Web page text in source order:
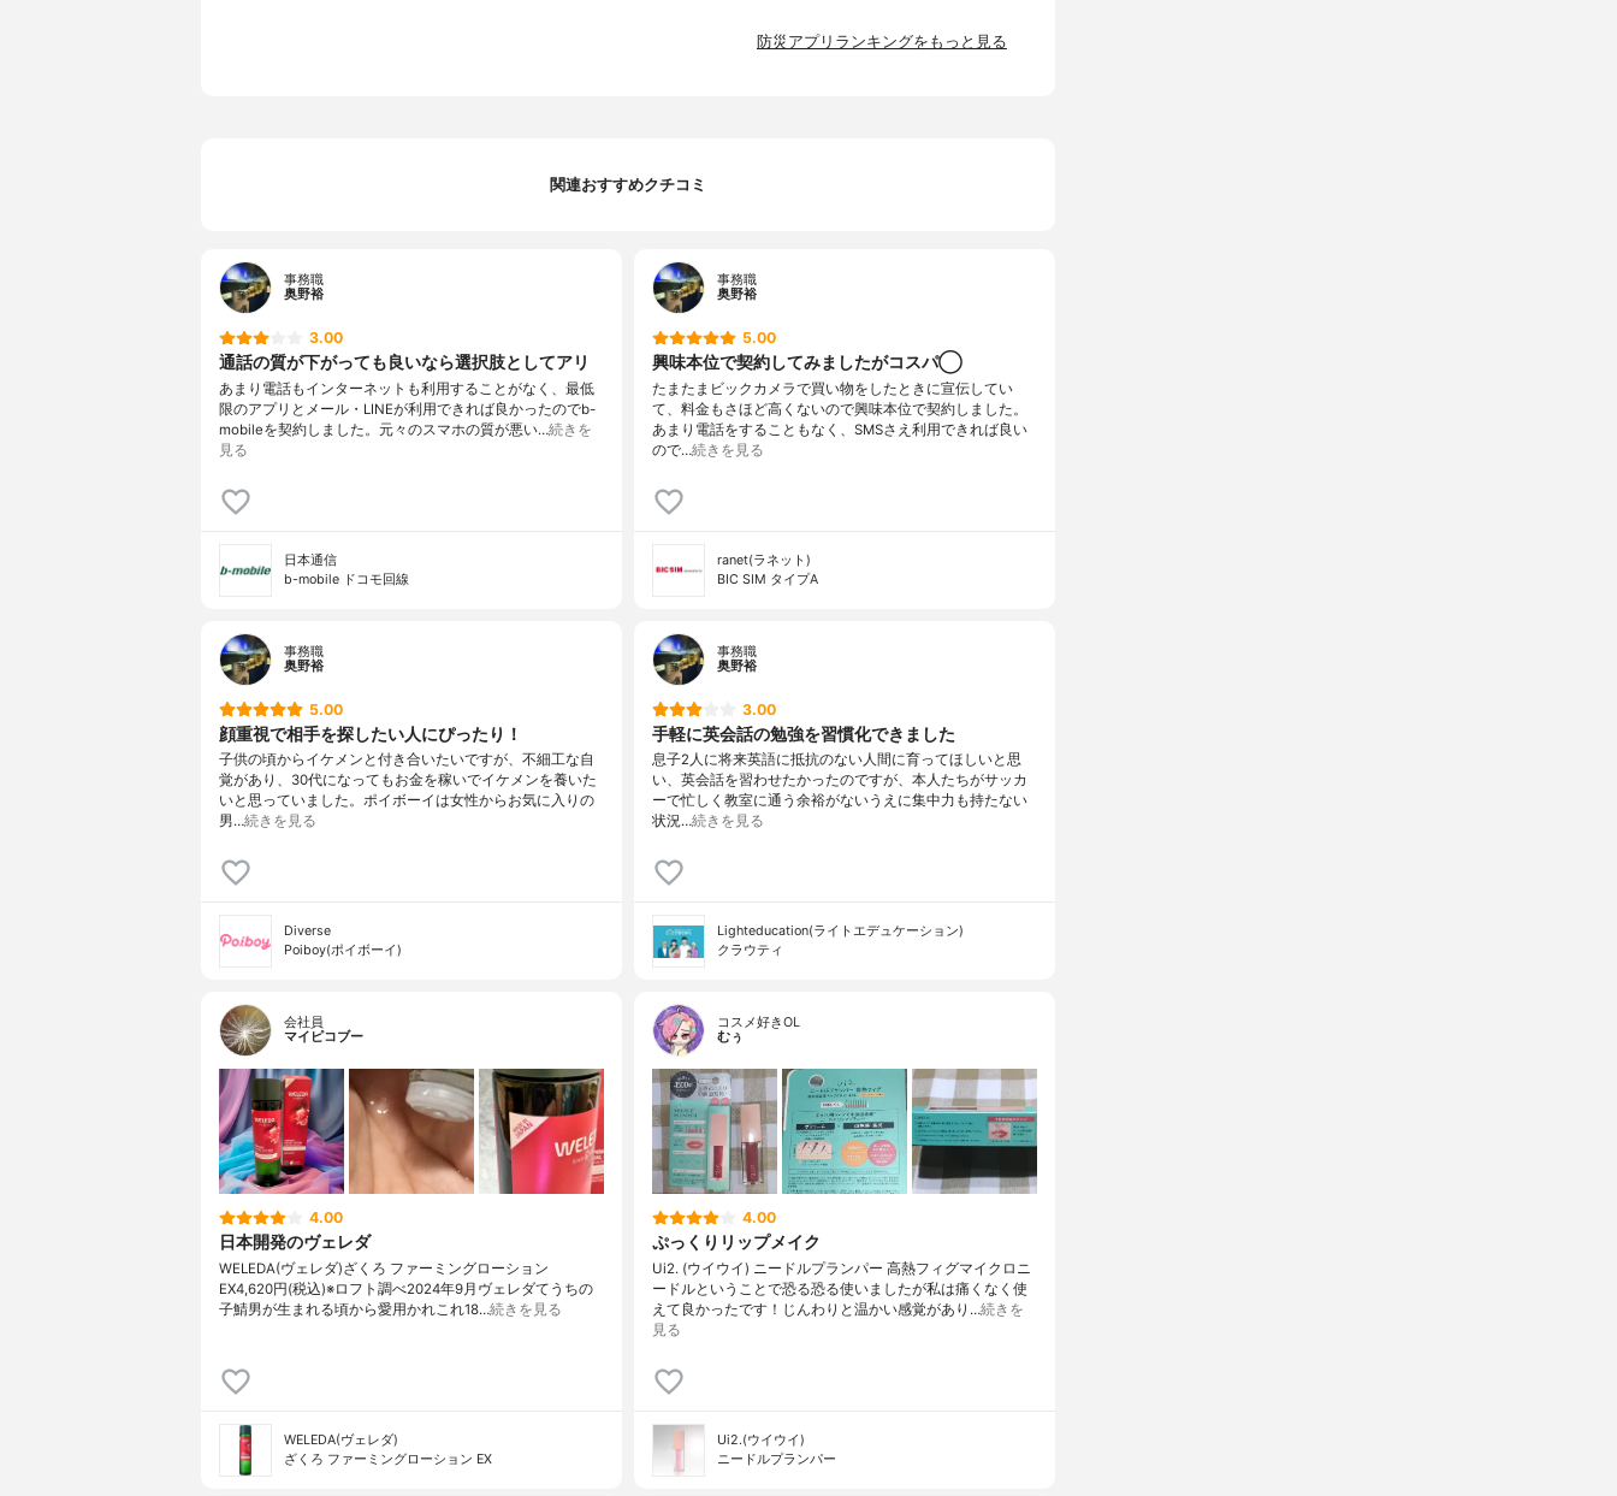
防災アプリランキングをもっと見る
関連おすすめクチコミ
事務職
奥野裕
3.00
通話の質が下がっても良いなら選択肢としてアリ
あまり電話もインターネットも利用することがなく、最低
限のアプリとメール・LINEが利用できれば良かったのでb-
mobileを契約しました。元々のスマホの質が悪い…続きを
見る
日本通信
b-mobile ドコモ回線
事務職
奥野裕
5.00
興味本位で契約してみましたがコスパ◯
たまたまビックカメラで買い物をしたときに宣伝してい
て、料金もさほど高くないので興味本位で契約しました。
あまり電話をすることもなく、SMSさえ利用できれば良い
ので…続きを見る
ranet(ラネット)
BIC SIM タイプA
事務職
奥野裕
5.00
顔重視で相手を探したい人にぴったり！
子供の頃からイケメンと付き合いたいですが、不細工な自
覚があり、30代になってもお金を稼いでイケメンを養いた
いと思っていました。ポイボーイは女性からお気に入りの
男…続きを見る
Diverse
Poiboy(ポイボーイ)
事務職
奥野裕
3.00
手軽に英会話の勉強を習慣化できました
息子2人に将来英語に抵抗のない人間に育ってほしいと思
い、英会話を習わせたかったのですが、本人たちがサッカ
ーで忙しく教室に通う余裕がないうえに集中力も持たない
状況…続きを見る
Lighteducation(ライトエデュケーション)
クラウティ
会社員
マイピコブー
4.00
日本開発のヴェレダ
WELEDA(ヴェレダ)ざくろ ファーミングローション
EX4,620円(税込)※ロフト調べ2024年9月ヴェレダてうちの
子鯖男が生まれる頃から愛用かれこれ18…続きを見る
WELEDA(ヴェレダ)
ざくろ ファーミングローション EX
コスメ好きOL
むぅ
4.00
ぷっくりリップメイク
Ui2. (ウイウイ) ニードルプランパー 高熱フィグマイクロニ
ードルということで恐る恐る使いましたが私は痛くなく使
えて良かったです！じんわりと温かい感覚があり…続きを
見る
Ui2.(ウイウイ)
ニードルプランパー